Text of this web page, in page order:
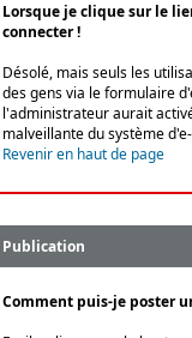
Lorsque je clique sur le
connecter !
Désolé, mais seuls les
des gens via le formulaire
l'administrateur aurait
malveillante du système
Revenir en haut de page
Publication
Comment puis-je poster